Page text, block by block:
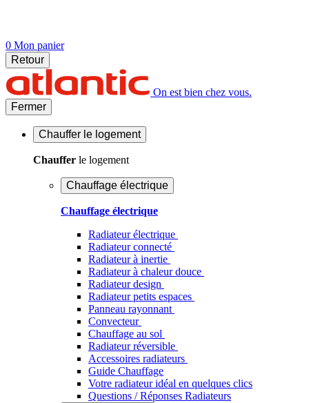
0 Mon panier
Retour
On est bien chez vous.
Fermer
Chauffer le logement
Chauffer le logement
Chauffage électrique
Chauffage électrique
Radiateur électrique
Radiateur connecté
Radiateur à inertie
Radiateur à chaleur douce
Radiateur design
Radiateur petits espaces
Panneau rayonnant
Convecteur
Chauffage au sol
Radiateur réversible
Accessoires radiateurs
Guide Chauffage
Votre radiateur idéal en quelques clics
Questions / Réponses Radiateurs